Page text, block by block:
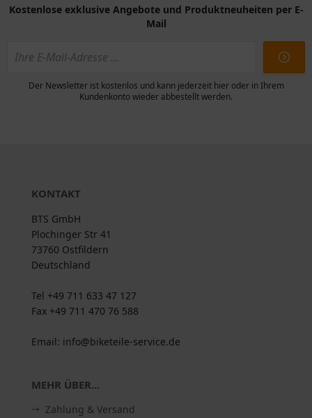
Kostenlose exklusive Angebote und Produktneuheiten per E-
Mail
Der Newsletter ist kostenlos und kann jederzeit hier oder in Ihrem
Kundenkonto wieder abbestellt werden.
KONTAKT
BTS GmbH
Plochinger Str 41
73760 Ostfildern
Deutschland
Tel +49 711 633 47 127
Fax +49 711 470 76 588
Email: info@biketeile-service.de
MEHR ÜBER...
Zahlung & Versand